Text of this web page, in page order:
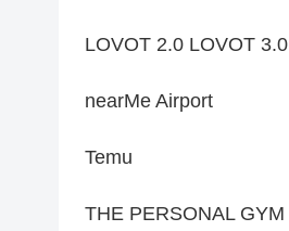
LOVOT 2.0 LOVOT 3.0
nearMe Airport
Temu
THE PERSONAL GYM